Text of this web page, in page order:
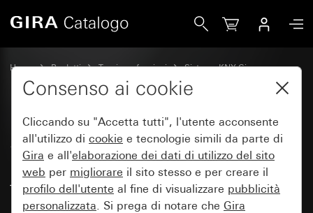
Home Prodotti Tecnica e funzioni
Sistema KNX Gira
Dispositivi di comando Gira per KNX
Set di bilancieri 4 moduli
personalizzabile per sensore
tattile 4.95
Consenso ai cookie
Cliccando su "Accetta tutti", l'utente acconsente
all'utilizzo di cookie e tecnologie simili da parte di
Gira e all'elaborazione dei dati di utilizzo del sito
web per migliorare il sito stesso e per creare il
profilo dell'utente al fine di visualizzare pubblicità
personalizzata. Si prega di notare che Gira